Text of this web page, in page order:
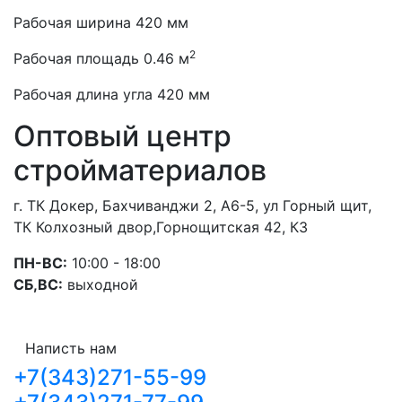
Рабочая ширина 420 мм
Рабочая площадь 0.46 м2
Рабочая длина угла 420 мм
Оптовый центр
стройматериалов
г. ТК Докер, Бахчиванджи 2, А6-5, ул Горный щит,
ТК Колхозный двор,Горнощитская 42, К3
ПН-ВС: 10:00 - 18:00
СБ,ВС: выходной
Написть нам
+7(343)271-55-99